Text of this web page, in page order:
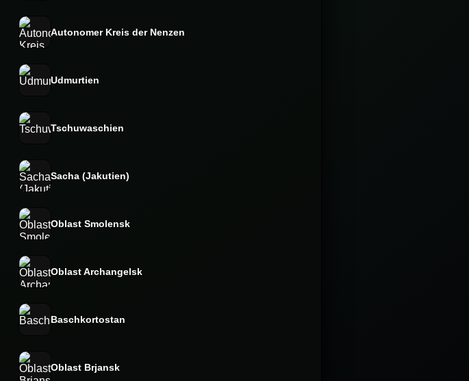
Autonomer Kreis der Nenzen
Udmurtien
Tschuwaschien
Sacha (Jakutien)
Oblast Smolensk
Oblast Archangelsk
Baschkortostan
Oblast Brjansk